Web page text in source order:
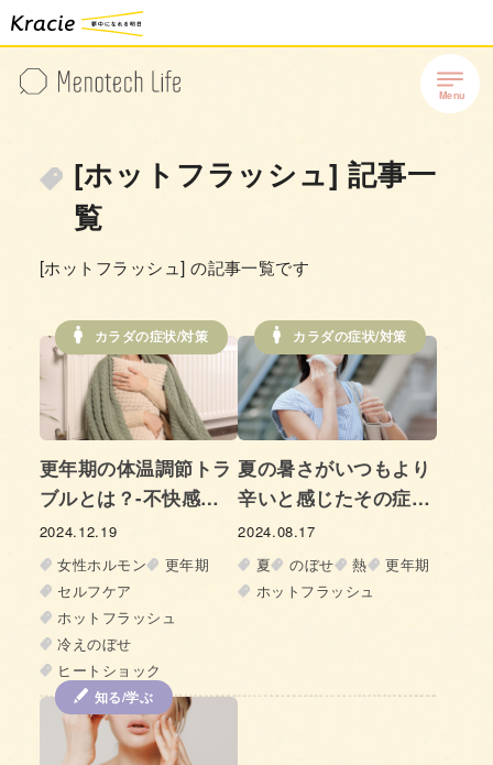
[ホットフラッシュ] 記事一
覧
[ホットフラッシュ] の記事一覧です
カラダの症状/対策
更年期の体温調節トラ
ブルとは？-不快感や
健康リスクに備えよ
う-
2024.12.19
女性ホルモン
更年期
セルフケア
ホットフラッシュ
冷えのぼせ
ヒートショック
カラダの症状/対策
夏の暑さがいつもより
辛いと感じたその症
状、ホットフラッシュ
かも？
2024.08.17
夏
のぼせ 熱
更年期
ホットフラッシュ
知る/学ぶ